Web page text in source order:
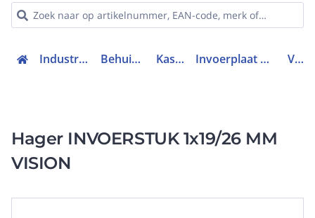
Industriele componenten Behuizingen en kasten Kast / lessenaar Invoerplaat op sparing kast / lessenaar VKG78T
Hager INVOERSTUK 1x19/26 MM
VISION